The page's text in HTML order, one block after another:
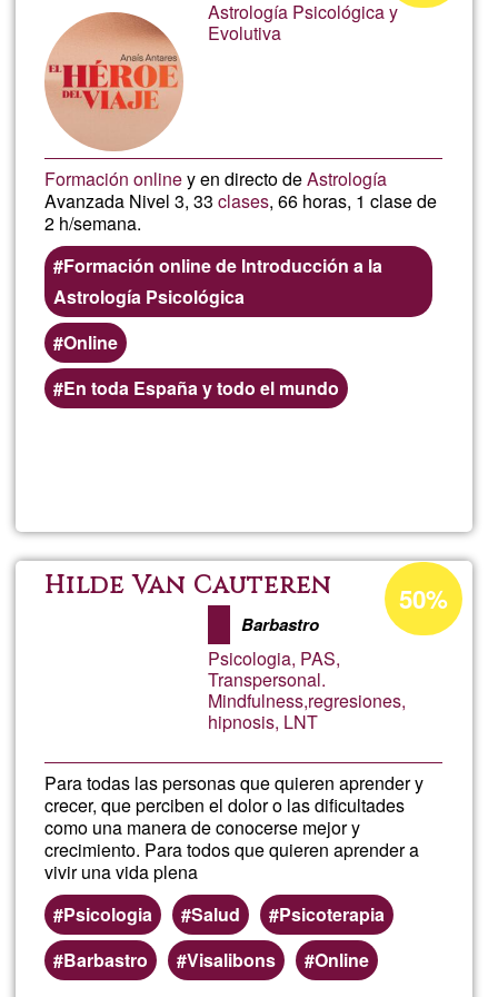
Astrología Psicológica y
Evolutiva
Formación onliney en directo deAstrología
Avanzada Nivel 3, 33clases, 66 horas, 1 clase de
2 h/semana.
Formación online de Introducción a la
Astrología Psicológica
Online
En toda España y todo el mundo
of
Anaís
-
Hilde Van Cauteren
Barbastro
Psicologia, PAS,
Transpersonal.
Mindfulness,regresiones,
hipnosis, LNT
Para todas las personas que quieren aprender y
crecer, que perciben el dolor o las dificultades
como una manera de conocerse mejor y
crecimiento. Para todos que quieren aprender a
vivir una vida plena
Psicologia
Salud
Psicoterapia
Barbastro
Visalibons Online
Acceptance
percentage
50%